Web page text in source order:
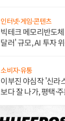
인터넷·게임·콘텐츠
빅테크 메모리반도
달러' 규모, AI 투자
소비자·유통
이부진 야심작 '신라
보다 잘 나가, 평택·